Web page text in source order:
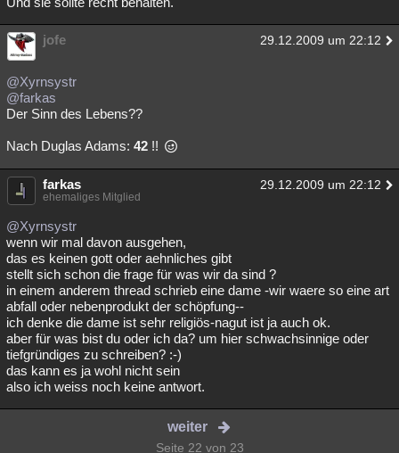
jofe 29.12.2009 um 22:12
@Xyrnsystr
@farkas
Der Sinn des Lebens??
Nach Duglas Adams: 42 !!
farkas 29.12.2009 um 22:12
ehemaliges Mitglied
@Xyrnsystr
wenn wir mal davon ausgehen,
das es keinen gott oder aehnliches gibt
stellt sich schon die frage für was wir da sind ?
in einem anderem thread schrieb eine dame -wir waere so eine art
abfall oder nebenprodukt der schöpfung--
ich denke die dame ist sehr religiös-nagut ist ja auch ok.
aber für was bist du oder ich da? um hier schwachsinnige oder
tiefgründiges zu schreiben? :-)
das kann es ja wohl nicht sein
also ich weiss noch keine antwort.
weiter
Seite 22 von 23